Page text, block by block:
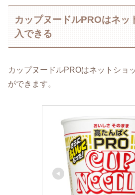
カップヌードルPROはネッ
入できる
カップヌードルPROはネットショ
ができます。